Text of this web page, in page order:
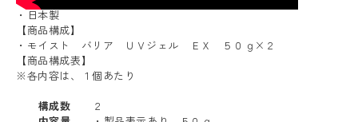
・日本製
【商品構成】
・モイスト バリア ＵＶジェル ＥＸ ５０ｇ×２
【商品構成表】
※各内容は、１個あたり
構成数
２